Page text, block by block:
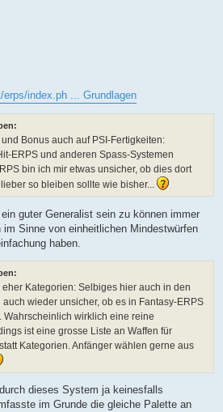
erps/index.ph ... Grundlagen
Bonus auch auf PSI-Fertigkeiten:
ERPS und anderen Spass-Systemen
bin ich mir etwas unsicher, ob dies dort
so bleiben sollte wie bisher...
guter Generalist sein zu können immer
Sinne von einheitlichen Mindestwürfen
haben.
Kategorien: Selbiges hier auch in den
wieder unsicher, ob es in Fantasy-ERPS
Wahrscheinlich wirklich eine reine
ist eine grosse Liste an Waffen für
Kategorien. Anfänger wählen gerne aus
dieses System ja keinesfalls
im Grunde die gleiche Palette an